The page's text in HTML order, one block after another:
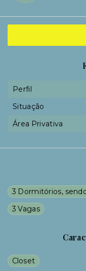
3 Dormitórios,
3 Vagas
Closet
Perfil
Situação
Área Privativa